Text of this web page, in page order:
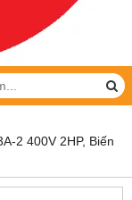
2 400V 2HP, Biến